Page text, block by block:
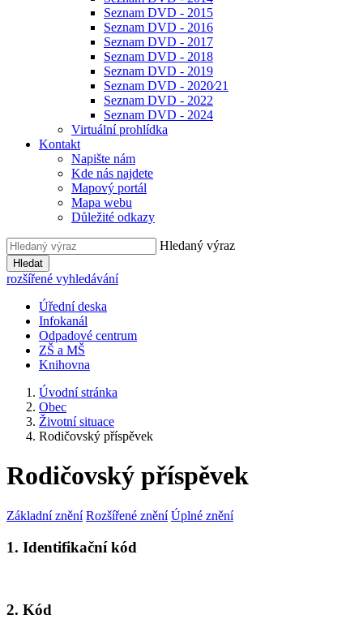
Seznam DVD - 2015
Seznam DVD - 2016
Seznam DVD - 2017
Seznam DVD - 2018
Seznam DVD - 2019
Seznam DVD - 2020⁄21
Seznam DVD - 2022
Seznam DVD - 2024
Virtuální prohlídka
Kontakt
Napište nám
Kde nás najdete
Mapový portál
Mapa webu
Důležité odkazy
Hledaný výraz
Hledat
rozšířené vyhledávání
Úřední deska
Infokanál
Odpadové centrum
ZŠ a MŠ
Knihovna
Úvodní stránka
Obec
Životní situace
Rodičovský příspěvek
Rodičovský příspěvek
Základní znění Rozšířené znění Úplné znění
1. Identifikační kód
2. Kód